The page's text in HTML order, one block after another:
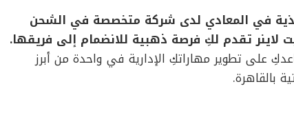
في المعادي لدى شركة متخصصة في الشحن
لاينر تقدم لكِ فرصة ذهبية للانضمام إلى فريقها.
على تطوير مهاراتكِ الإدارية في واحدة من أبرز
بالقاهرة.